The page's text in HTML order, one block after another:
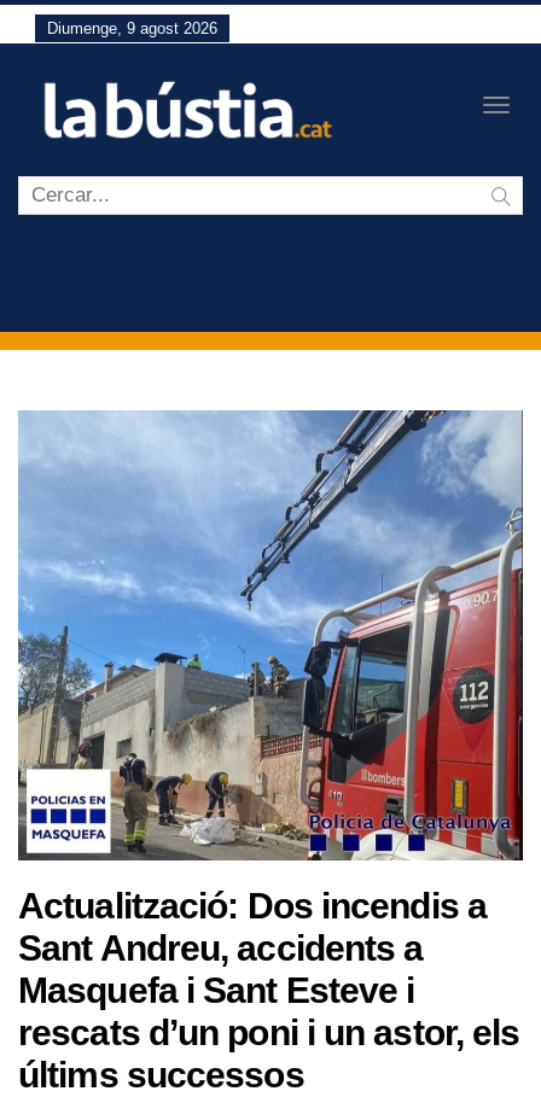
Diumenge, 9 agost 2026
Actualització: Dos incendis a
Sant Andreu, accidents a
Masquefa i Sant Esteve i
rescats d’un poni i un astor, els
últims successos